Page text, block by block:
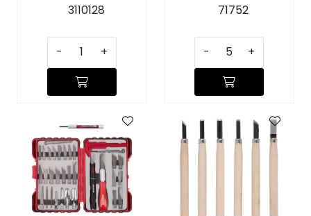
3110128
- +
71752
- +